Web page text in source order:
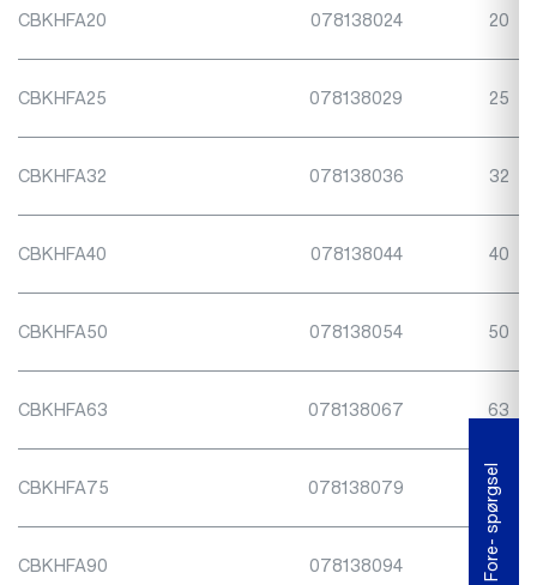
CBKHFA20 078138024 20
CBKHFA25 078138029 25
CBKHFA32 078138036 32
CBKHFA40 078138044 40
CBKHFA50 078138054 50
CBKHFA63 078138067 63
CBKHFA75 078138079 75
CBKHFA90 078138094 90
Fore- spørgsel